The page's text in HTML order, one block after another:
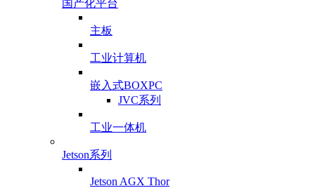
国产化平台
主板
工业计算机
嵌入式BOXPC
JVC系列
工业一体机
Jetson系列
Jetson AGX Thor